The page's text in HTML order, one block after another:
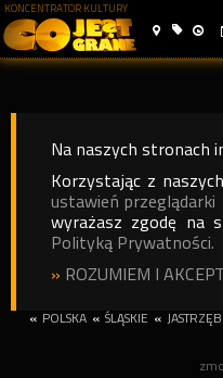
KONCENTRATOR KULTURY
Na naszych stronach
Korzystając z
ustawień przeglądarki
wyrażasz zgodę na
Polityką Prywatności.
» ROZUMIEM I
« POLSKA « ŚLĄSKIE «